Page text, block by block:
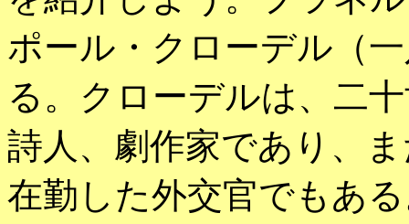
ポール・クローデル（
る。クローデルは、二
詩人、劇作家であり、
在勤した外交官でもあ